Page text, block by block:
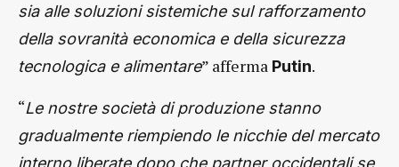
sia alle soluzioni sistemiche sul rafforzamento
della sovranità economica e della sicurezza
tecnologica e alimentare” afferma Putin.
“Le nostre società di produzione stanno
gradualmente riempiendo le nicchie del mercato
interno liberate dopo che partner occidentali se